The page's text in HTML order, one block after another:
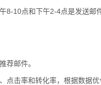
8-10点和下午2-4点是发送邮
荐邮件。
击率和转化率，根据数据优